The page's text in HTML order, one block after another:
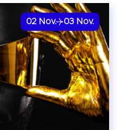
02 Nov. 03 Nov.